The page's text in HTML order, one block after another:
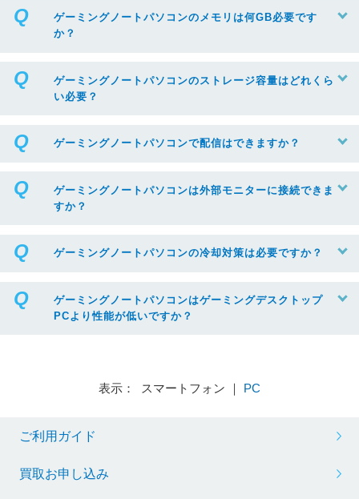
ゲーミングノートパソコンのメモリは何GB必要です
か？
ゲーミングノートパソコンのストレージ容量はどれくら
い必要？
ゲーミングノートパソコンで配信はできますか？
ゲーミングノートパソコンは外部モニターに接続できま
すか？
ゲーミングノートパソコンの冷却対策は必要ですか？
ゲーミングノートパソコンはゲーミングデスクトップ
PCより性能が低いですか？
表示： スマートフォン ｜ PC
ご利用ガイド
買取お申し込み